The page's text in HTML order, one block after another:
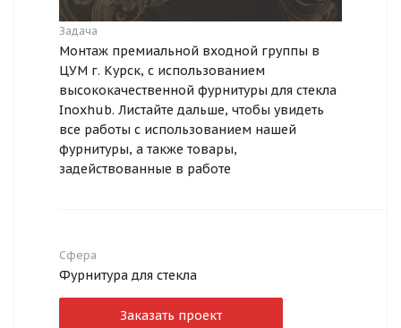
Задача
Монтаж премиальной входной группы в
ЦУМ г. Курск, с использованием
высококачественной фурнитуры для стекла
Inoxhub. Листайте дальше, чтобы увидеть
все работы с использованием нашей
фурнитуры, а также товары,
задействованные в работе
Сфера
Фурнитура для стекла
Заказать проект